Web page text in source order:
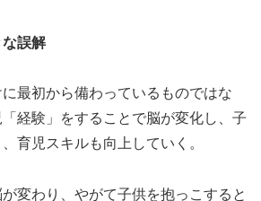
な誤解
に最初から備わっているものではな
経験」をすることで脳が変化し、子
育児スキルも向上していく。
変わり、やがて子供を抱っこすると